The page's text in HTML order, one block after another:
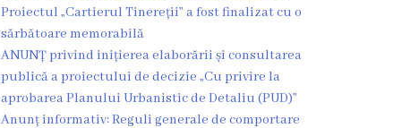
Proiectul „Cartierul Tinereții” a fost finalizat cu o
sărbătoare memorabilă
ANUNȚ privind inițierea elaborării și consultarea
publică a proiectului de decizie „Cu privire la
aprobarea Planului Urbanistic de Detaliu (PUD)”
Anunț informativ: Reguli generale de comportare